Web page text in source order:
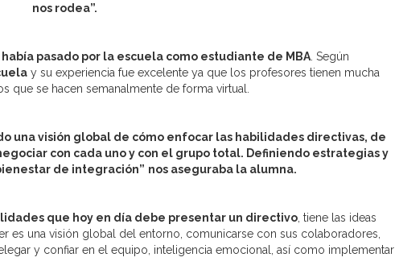
nos rodea”.
había pasado por la escuela como estudiante de MBA . Según
y su experiencia fue excelente ya que los profesores tienen mucha
se hacen semanalmente de forma virtual.
una visión global de cómo enfocar las habilidades directivas, de
con cada uno y con el grupo total. Definiendo estrategias y
de integración” nos aseguraba la alumna.
que hoy en día debe presentar un directivo , tiene las ideas
es una visión global del entorno, comunicarse con sus colaboradores,
y confiar en el equipo, inteligencia emocional, así como implementar